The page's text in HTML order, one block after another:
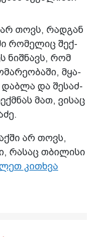
თოვს, რად­გან
რო­მე­ლიც შექ­
ნიშ­ნავს, რომ
მყა­
დაბ­ლა და შე­საძ­
მათ, ვი­საც
არ თოვს,
რა­საც თბი­ლი­სი
კითხვა